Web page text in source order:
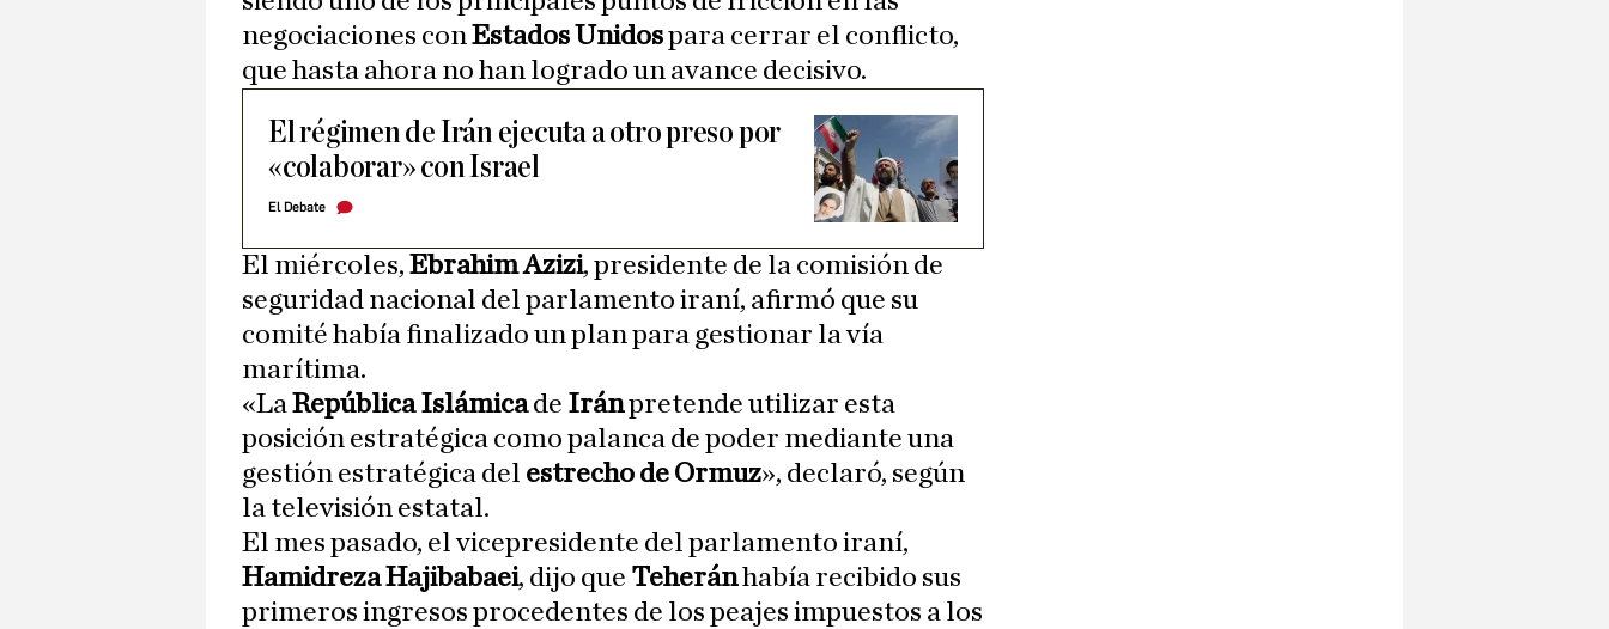
negociaciones conEstados Unidospara cerrar el conflicto,
que hasta ahora no han logrado un avance decisivo.
El régimen de Irán ejecuta a otro preso por
«colaborar» con Israel
El Debate
El miércoles, Ebrahim Azizi, presidente de la comisión de
seguridad nacional del parlamento iraní, afirmó que su
comité había finalizado un plan para gestionar la vía
marítima.
«LaRepública Islámicade Iránpretende utilizar esta
posición estratégica como palanca de poder mediante una
gestión estratégica del estrecho de Ormuz», declaró, según
la televisión estatal.
El mes pasado, el vicepresidente del parlamento iraní,
Hamidreza Hajibabaei, dijo que Teheránhabía recibido sus
primeros ingresos procedentes de los peajes impuestos a los